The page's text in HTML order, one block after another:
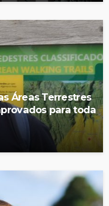
Áreas Terrestres
para toda